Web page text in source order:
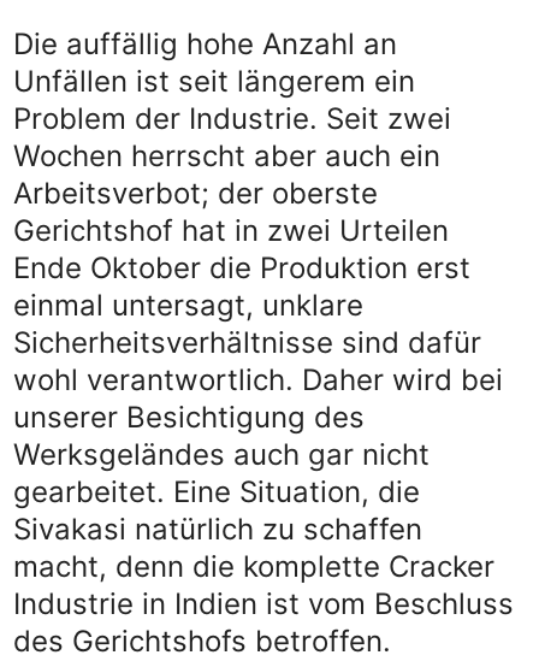
Die auffällig hohe Anzahl an
Unfällen ist seit längerem ein
Problem der Industrie. Seit zwei
Wochen herrscht aber auch ein
Arbeitsverbot; der oberste
Gerichtshof hat in zwei Urteilen
Ende Oktober die Produktion erst
einmal untersagt, unklare
Sicherheitsverhältnisse sind dafür
wohl verantwortlich. Daher wird bei
unserer Besichtigung des
Werksgeländes auch gar nicht
gearbeitet. Eine Situation, die
Sivakasi natürlich zu schaffen
macht, denn die komplette Cracker
Industrie in Indien ist vom Beschluss
des Gerichtshofs betroffen.